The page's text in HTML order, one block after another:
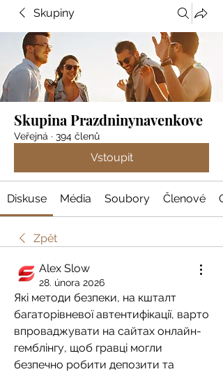
Skupiny
Skupina Prazdninynavenkove
Veřejná · 394 členů
Vstoupit
Diskuse Média Soubory Členové
Zpět
Alex Slow
28. února 2026
Які методи безпеки, на кшталт
багаторівневої автентифікації, варто
впроваджувати на сайтах онлайн-
гемблінгу, щоб гравці могли
безпечно робити депозити та